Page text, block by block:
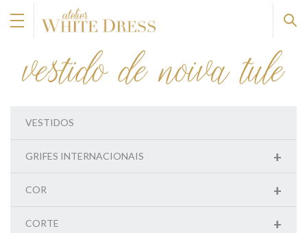
vestido de noiva tule
VESTIDOS
+
GRIFES INTERNACIONAIS
+
COR
+
CORTE